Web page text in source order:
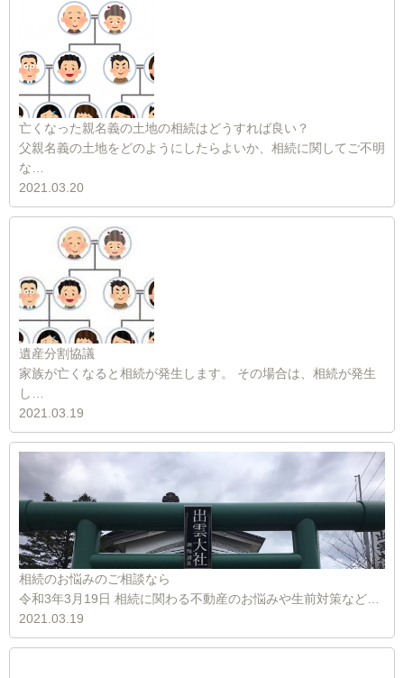
亡くなった親名義の土地の相続はどうすれば良い？
父親名義の土地をどのようにしたらよいか、相続に関してご不明
な…
2021.03.20
遺産分割協議
家族が亡くなると相続が発生します。 その場合は、相続が発生
し…
2021.03.19
相続のお悩みのご相談なら
令和3年3月19日 相続に関わる不動産のお悩みや生前対策など…
2021.03.19